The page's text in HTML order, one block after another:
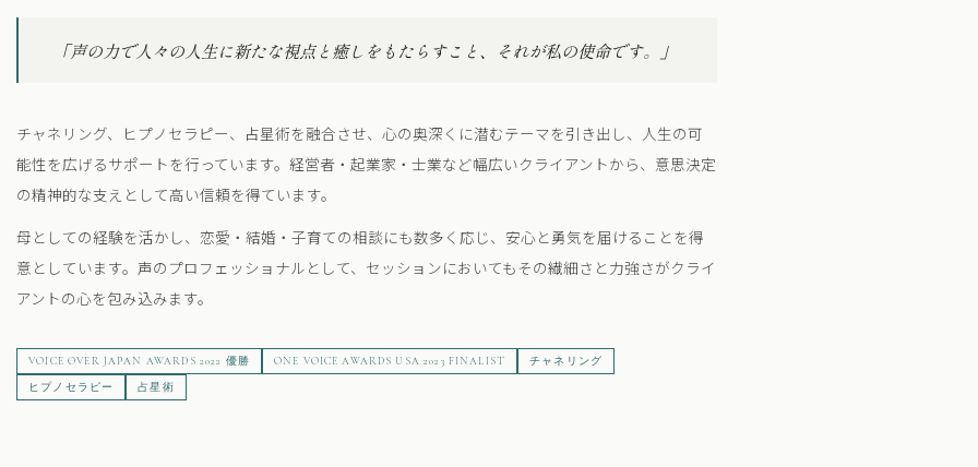
「声の力で人々の人生に新たな視点と癒しをもたらすこと、それが私の使命です。」
チャネリング、ヒプノセラピー、占星術を融合させ、心の奥深くに潜むテーマを引き出し、人生の可
能性を広げるサポートを行っています。経営者・起業家・士業など幅広いクライアントから、意思決定
の精神的な支えとして高い信頼を得ています。
母としての経験を活かし、恋愛・結婚・子育ての相談にも数多く応じ、安心と勇気を届けることを得
意としています。声のプロフェッショナルとして、セッションにおいてもその繊細さと力強さがクライ
アントの心を包み込みます。
VOICE OVER JAPAN AWARDS 2022 優勝 ONE VOICE AWARDS USA 2023 FINALIST
チャネリング
ヒプノセラピー
占星術